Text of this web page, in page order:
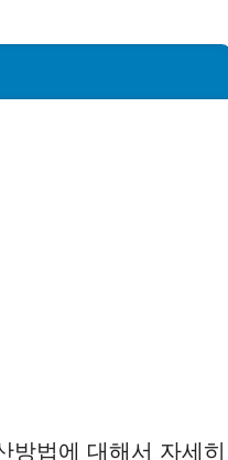
방법에 대해서 자세히